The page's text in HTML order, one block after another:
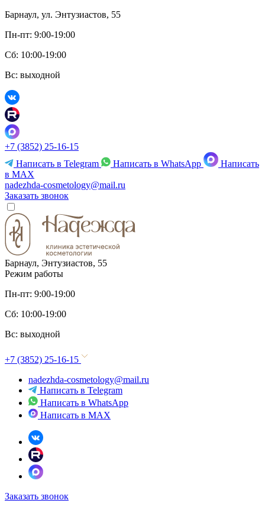
Барнаул, ул. Энтузиастов, 55
Пн-пт: 9:00-19:00
Сб: 10:00-19:00
Вс: выходной
+7 (3852) 25-16-15
Написать в Telegram
Написать в WhatsApp
Написать
в MAX
nadezhda-cosmetology@mail.ru
Заказать звонок
Барнаул, Энтузиастов, 55
Режим работы
Пн-пт: 9:00-19:00
Сб: 10:00-19:00
Вс: выходной
+7 (3852) 25-16-15
nadezhda-cosmetology@mail.ru
Написать в Telegram
Написать в WhatsApp
Написать в MAX
Заказать звонок